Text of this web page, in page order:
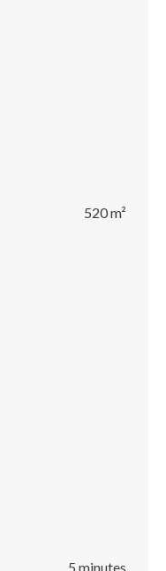
520 m²
5 minutes